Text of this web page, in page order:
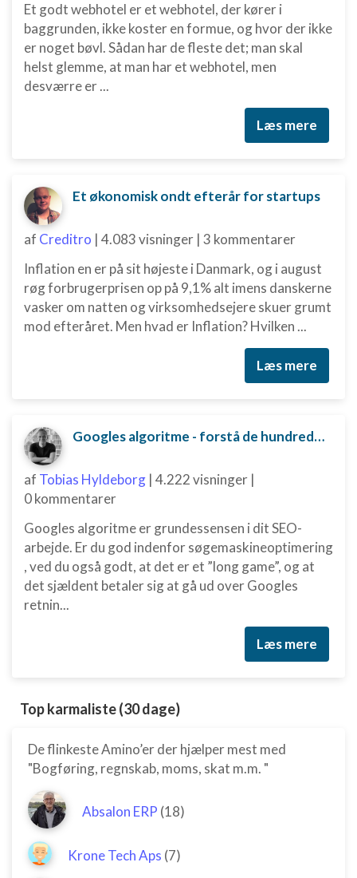
Et godt webhotel er et webhotel, der kører i
baggrunden, ikke koster en formue, og hvor der ikke
er noget bøvl. Sådan har de fleste det; man skal
helst glemme, at man har et webhotel, men
desværre er ...
Læs mere
Et økonomisk ondt efterår for startups
af Creditro | 4.083 visninger | 3 kommentarer
Inflation en er på sit højeste i Danmark, og i august
røg forbrugerprisen op på 9,1% alt imens danskerne
vasker om natten og virksomhedsejere skuer grumt
mod efteråret. Men hvad er Inflation? Hvilken ...
Læs mere
Googles algoritme - forstå de hundredvis af parametre bag
af Tobias Hyldeborg | 4.222 visninger |
0 kommentarer
Googles algoritme er grundessensen i dit SEO-
arbejde. Er du god indenfor søgemaskineoptimering
, ved du også godt, at det er et ”long game”, og at
det sjældent betaler sig at gå ud over Googles
retnin...
Læs mere
Top karmaliste (30 dage)
De flinkeste Amino’er der hjælper mest med
"Bogføring, regnskab, moms, skat m.m. "
Absalon ERP (18)
Krone Tech Aps (7)